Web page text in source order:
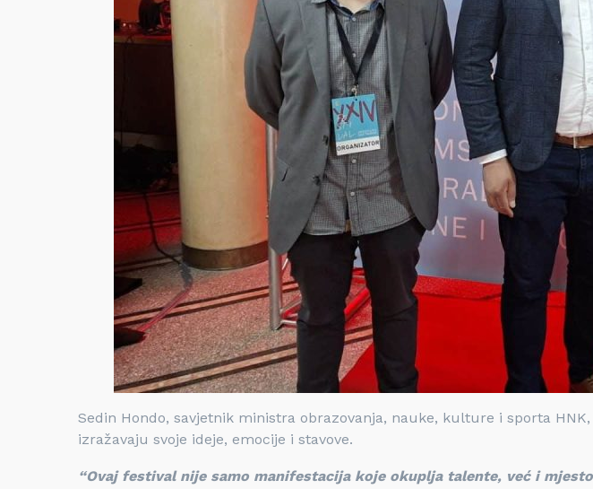
Sedin Hondo, savjetnik ministra obrazovanja, nauke, kulture i sporta
izražavaju svoje ideje, emocije i stavove.
“Ovaj festival nije samo manifestacija koje okuplja talente, već i